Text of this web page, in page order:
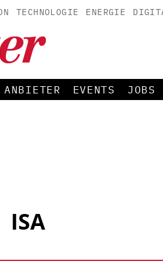
TECHNOLOGIE ENERGIE
ANBIETER EVENTS JOBS
ISA